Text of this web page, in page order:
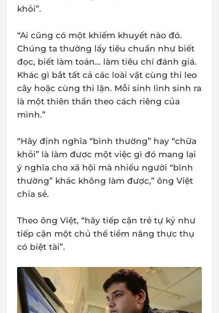
khỏi”.
“Ai cũng có một khiếm khuyết nào đó.
Chúng ta thường lấy tiêu chuẩn như biết
đọc, biết làm toán… làm tiêu chí đánh giá.
Khác gì bắt tất cả các loài vật cùng thi leo
cây hoặc cùng thi lặn. Mỗi sinh linh sinh ra
là một thiên thần theo cách riêng của
mình.”
“Hãy định nghĩa “bình thường” hay “chữa
khỏi” là làm được một việc gì đó mang lại
ý nghĩa cho xã hội mà nhiều người “bình
thường” khác không làm được,” ông Việt
chia sẻ.
Theo ông Việt, “hãy tiếp cận trẻ tự kỷ như
tiếp cận một chủ thể tiềm năng thực thụ
có biệt tài”.